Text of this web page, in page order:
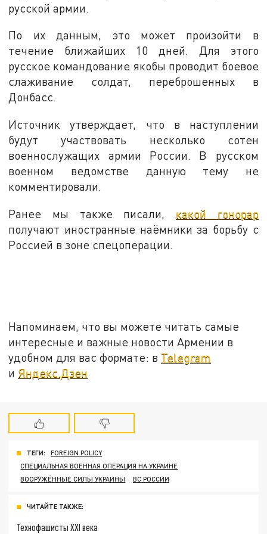
русской армии.
По их данным, это может произойти в
течение ближайших 10 дней. Для этого
русское командование якобы проводит боевое
слаживание солдат, переброшенных в
Донбасс.
Источник утверждает, что в наступлении
будут участвовать несколько сотен
военнослужащих армии России. В русском
военном ведомстве данную тему не
комментировали.
Ранее мы также писали, какой гонорар
получают иностранные наёмники за борьбу с
Россией в зоне спецоперации.
Напоминаем, что вы можете читать самые
интересные и важные новости Армении в
удобном для вас формате: в Telegram
и Яндекс.Дзен
ТЕГИ:
FOREIGN POLICY
СПЕЦИАЛЬНАЯ ВОЕННАЯ ОПЕРАЦИЯ НА УКРАИНЕ
ВООРУЖЁННЫЕ СИЛЫ УКРАИНЫ
ВС РОССИИ
ЧИТАЙТЕ ТАКЖЕ:
Технофашисты XXI века